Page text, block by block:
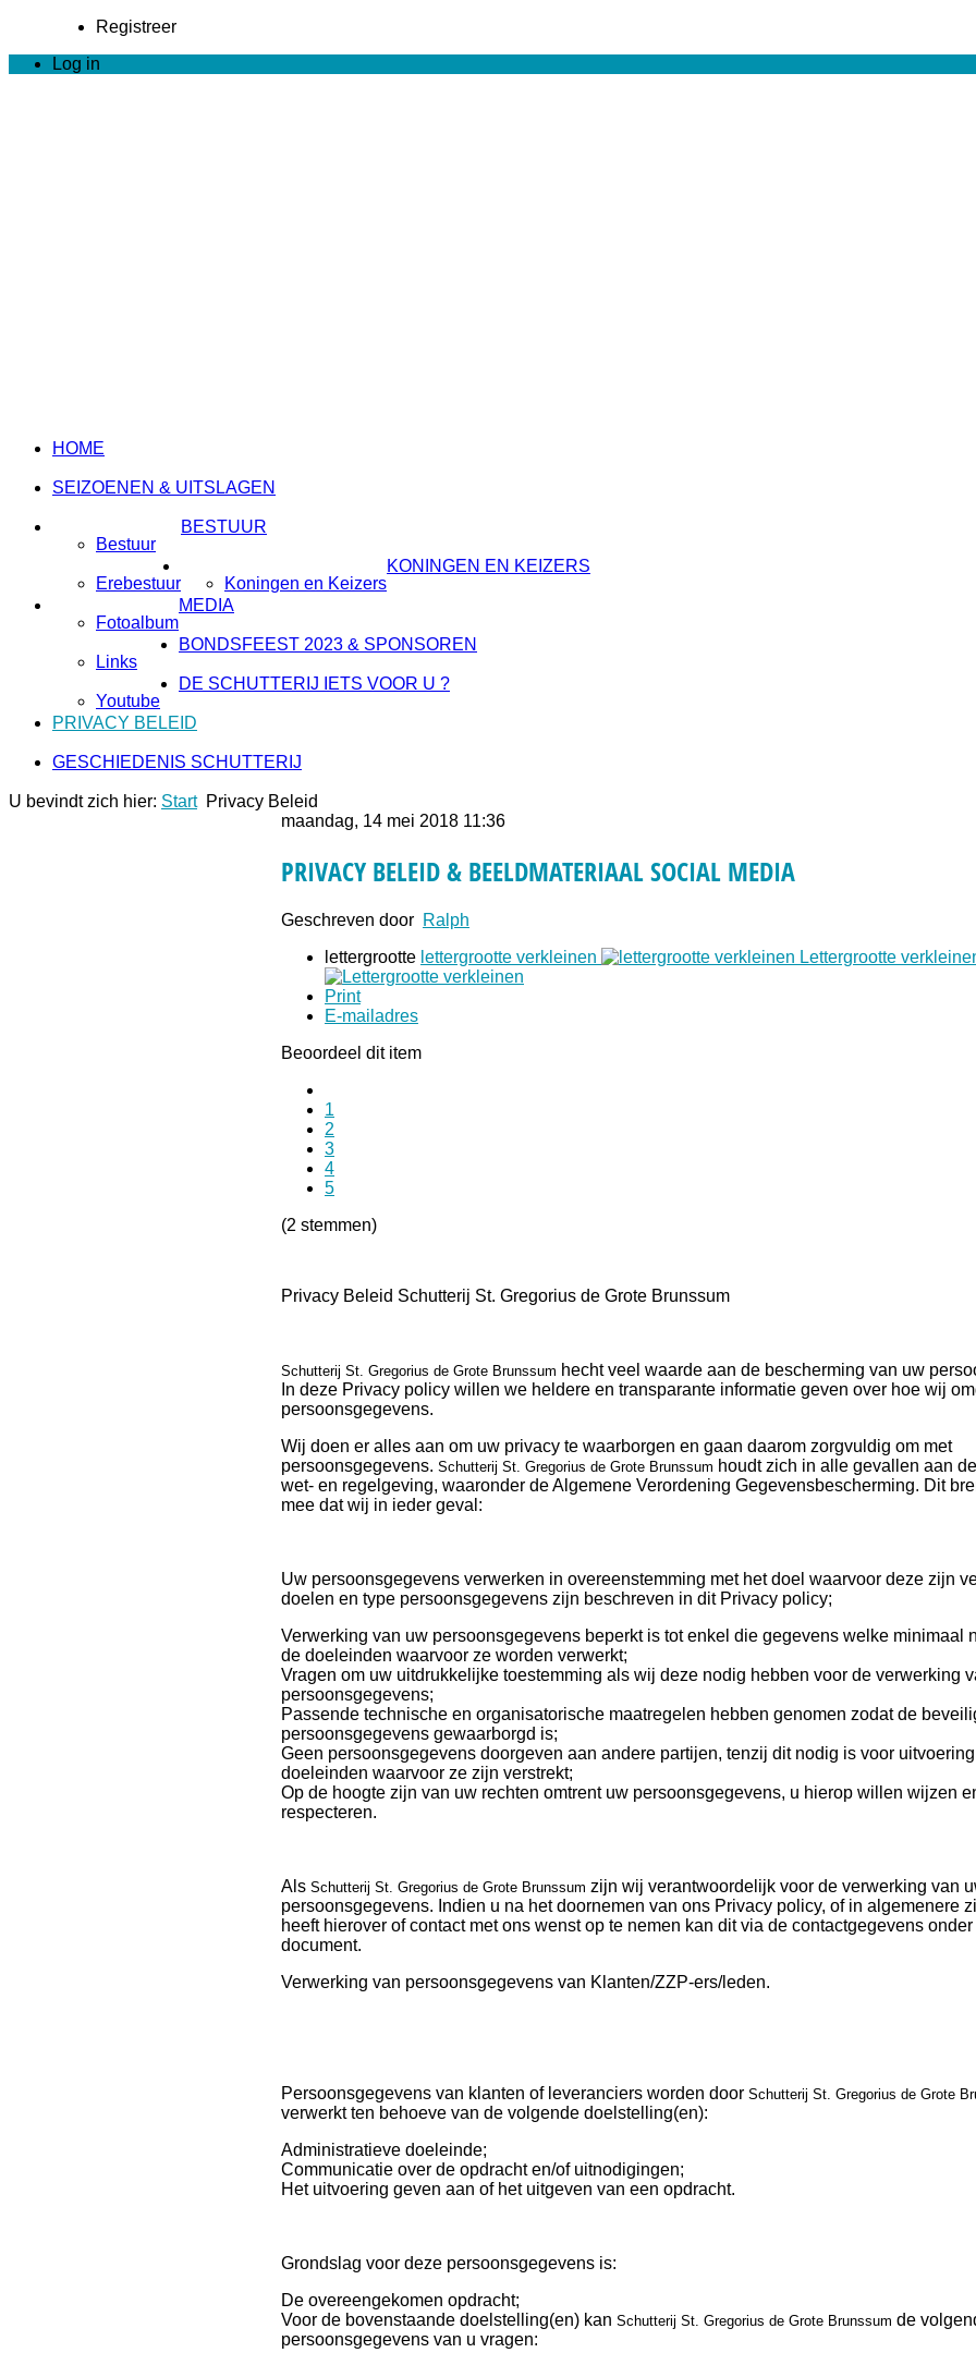
Registreer
Log in
HOME
SEIZOENEN & UITSLAGEN
BESTUUR
Bestuur
Erebestuur
KONINGEN EN KEIZERS
Koningen en Keizers
MEDIA
Fotoalbum
Links
Youtube
BONDSFEEST 2023 & SPONSOREN
DE SCHUTTERIJ IETS VOOR U ?
PRIVACY BELEID
GESCHIEDENIS SCHUTTERIJ
U bevindt zich hier: Start Privacy Beleid
maandag, 14 mei 2018 11:36
PRIVACY BELEID & BEELDMATERIAAL SOCIAL MEDIA
Geschreven door Ralph
lettergrootte lettergrootte verkleinen Lettergrootte
Print
E-mailadres
Beoordeel dit item
1
2
3
4
5
(2 stemmen)
Privacy Beleid Schutterij St. Gregorius de Grote Brunssum
Schutterij St. Gregorius de Grote Brunssum hecht veel waarde aan de bescherming van uw
In deze Privacy policy willen we heldere en transparante informatie geven over hoe wij
persoonsgegevens.
Wij doen er alles aan om uw privacy te waarborgen en gaan daarom zorgvuldig om met
persoonsgegevens. Schutterij St. Gregorius de Grote Brunssum houdt zich in alle gevallen aan
wet- en regelgeving, waaronder de Algemene Verordening Gegevensbescherming. Dit
mee dat wij in ieder geval:
Uw persoonsgegevens verwerken in overeenstemming met het doel waarvoor deze zijn
doelen en type persoonsgegevens zijn beschreven in dit Privacy policy;
Verwerking van uw persoonsgegevens beperkt is tot enkel die gegevens welke minimaal
de doeleinden waarvoor ze worden verwerkt;
Vragen om uw uitdrukkelijke toestemming als wij deze nodig hebben voor de verwerking
persoonsgegevens;
Passende technische en organisatorische maatregelen hebben genomen zodat de
persoonsgegevens gewaarborgd is;
Geen persoonsgegevens doorgeven aan andere partijen, tenzij dit nodig is voor
doeleinden waarvoor ze zijn verstrekt;
Op de hoogte zijn van uw rechten omtrent uw persoonsgegevens, u hierop willen wijzen
respecteren.
Als Schutterij St. Gregorius de Grote Brunssum zijn wij verantwoordelijk voor de verwerking van
persoonsgegevens. Indien u na het doornemen van ons Privacy policy, of in algemenere
heeft hierover of contact met ons wenst op te nemen kan dit via de contactgegevens
document.
Verwerking van persoonsgegevens van Klanten/ZZP-ers/leden.
Persoonsgegevens van klanten of leveranciers worden door Schutterij St. Gregorius de Grote
verwerkt ten behoeve van de volgende doelstelling(en):
Administratieve doeleinde;
Communicatie over de opdracht en/of uitnodigingen;
Het uitvoering geven aan of het uitgeven van een opdracht.
Grondslag voor deze persoonsgegevens is:
De overeengekomen opdracht;
Voor de bovenstaande doelstelling(en) kan Schutterij St. Gregorius de Grote Brunssum de
persoonsgegevens van u vragen: